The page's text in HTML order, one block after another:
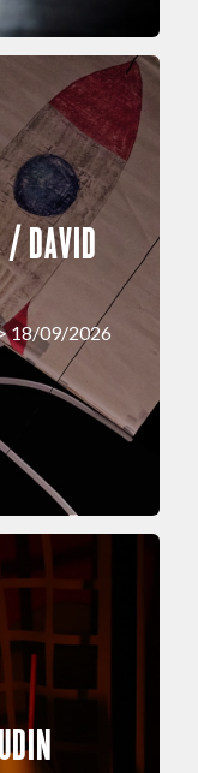
/ DAVID
18/09/2026